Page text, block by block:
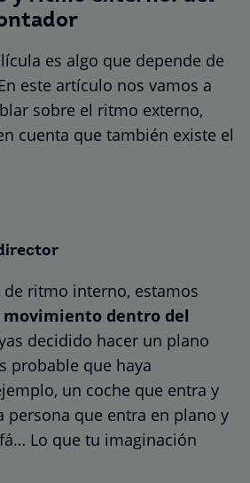
es algo que depende de
este artículo nos vamos a
sobre el ritmo externo,
cuenta que también existe el
ritmo interno, estamos
movimiento dentro del
decidido hacer un plano
probable que haya
un coche que entra y
persona que entra en plano y
Lo que tu imaginación